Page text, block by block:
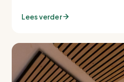
Lees verder